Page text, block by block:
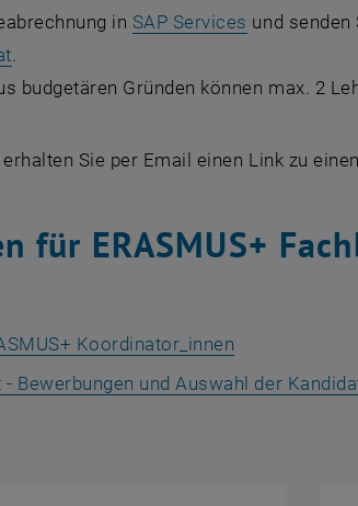
in SAP Services und senden
.
budgetären Gründen können max. 2
Sie per Email einen Link zu
für ERASMUS+
Koordinator_innen
Bewerbungen und Auswahl der